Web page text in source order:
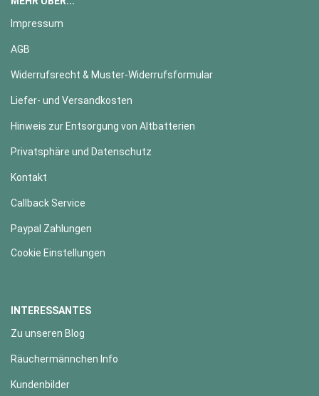
Impressum
AGB
Widerrufsrecht & Muster-Widerrufsformular
Liefer- und Versandkosten
Hinweis zur Entsorgung von Altbatterien
Privatsphäre und Datenschutz
Kontakt
Callback Service
Paypal Zahlungen
Cookie Einstellungen
INTERESSANTES
Zu unseren Blog
Räuchermännchen Info
Kundenbilder